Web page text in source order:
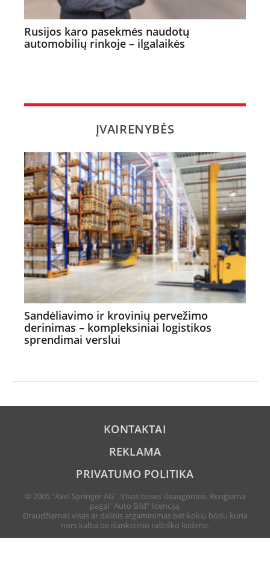
Rusijos karo pasekmės naudotų
automobilių rinkoje – ilgalaikės
ĮVAIRENYBĖS
Sandėliavimo ir krovinių pervežimo
derinimas – kompleksiniai logistikos
sprendimai verslui
KONTAKTAI
REKLAMA
PRIVATUMO POLITIKA
© 2005 "Axel Springer AG". Visos teisės išsaugomos. Rengiama
pagal "Auto Bild" licenciją.
Draudžiamas visas ar dalinis atgaminimas bet kokiu būdu kuria
nors kalba be išankstinio raštiško leidimo.